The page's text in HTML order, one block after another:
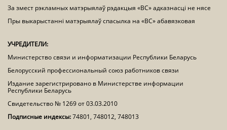
За змест рэкламных матэрыялаў рэдакцыя «ВС» адказнасці не нясе
Пры выкарыстанні матэрыялаў спасылка на «ВС» абавязковая
УЧРЕДИТЕЛИ:
Министерство связи и информатизации Республики Беларусь
Белорусский профессиональный союз работников связи
Издание зарегистрировано в Министерстве информации
Республики Беларусь
Свидетельство № 1269 от 03.03.2010
Подписные индексы:74801, 748012, 748013